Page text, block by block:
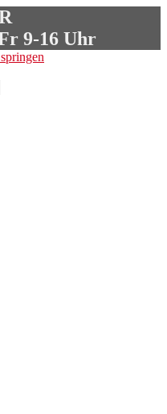
9-16 Uhr